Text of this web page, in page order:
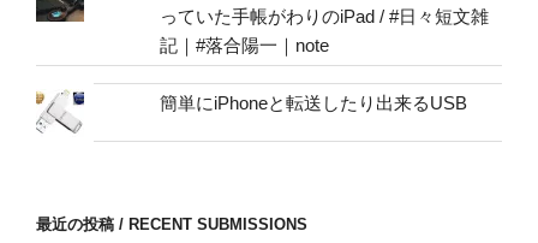
っていた手帳がわりのiPad / #日々短文雑
記｜#落合陽一｜note
簡単にiPhoneと転送したり出来るUSB
最近の投稿 / RECENT SUBMISSIONS